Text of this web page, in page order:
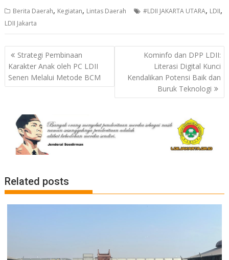
Berita Daerah, Kegiatan, Lintas Daerah #LDII JAKARTA UTARA, LDII,
LDII Jakarta
Post
navigation
Strategi Pembinaan
Karakter Anak oleh PC LDII
Senen Melalui Metode BCM
Kominfo dan DPP LDII:
Literasi Digital Kunci
Kendalikan Potensi Baik dan
Buruk Teknologi
Related posts